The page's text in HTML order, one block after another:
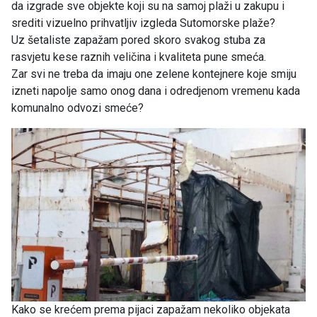
da izgrade sve objekte koji su na samoj plaži u zakupu i
srediti vizuelno prihvatljiv izgleda Sutomorske plaže?
Uz šetaliste zapažam pored skoro svakog stuba za
rasvjetu kese raznih veličina i kvaliteta pune smeća.
Zar svi ne treba da imaju one zelene kontejnere koje smiju
izneti napolje samo onog dana i odredjenom vremenu kada
komunalno odvozi smeće?
Kako se krećem prema pijaci zapažam nekoliko objekata